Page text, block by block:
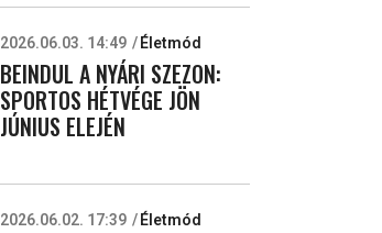
2026.06.03. 14:49 Életmód
BEINDUL A NYÁRI SZEZON:
SPORTOS HÉTVÉGE JÖN
JÚNIUS ELEJÉN
2026.06.02. 17:39 Életmód